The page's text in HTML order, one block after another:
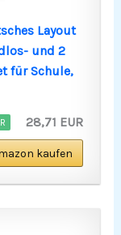
Layout
und 2
für Schule,
28,71 EUR
kaufen